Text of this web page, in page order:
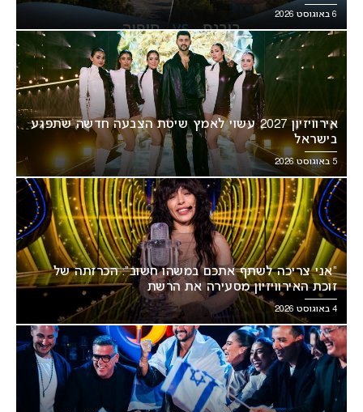
6 באוגוסט 2026
אירוויזיון 2027 עשוי לאמץ שיטת הצבעה חדשה שתפגע
בישראל
5 באוגוסט 2026
“אני צריכה לשתף אתכם במשהו חשוב”: הכרזתה של
זוכת האירוויזיון מסעירה את הרשת
4 באוגוסט 2026